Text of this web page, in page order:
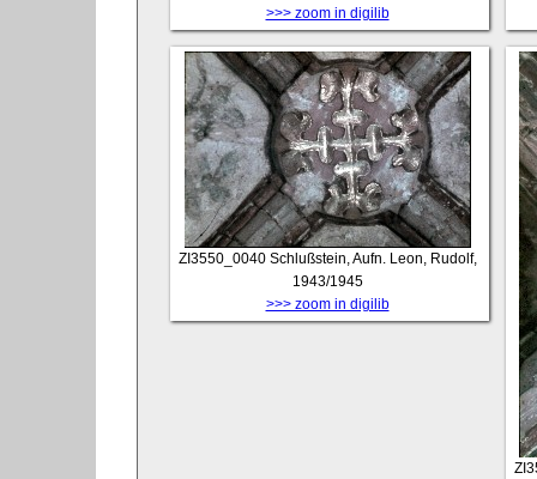
>>> zoom in digilib
ZI3550_0040 Schlußstein, Aufn. Leon, Rudolf,
1943/1945
>>> zoom in digilib